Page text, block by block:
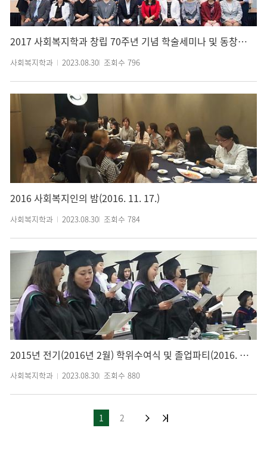
2017 사회복지학과 창립 70주년 기념 학술세미나 및 동창회(2017. 09. 14.)
사회복지학과 2023.08.30 조회수 796
2016 사회복지인의 밤(2016. 11. 17.)
사회복지학과 2023.08.30 조회수 784
2015년 전기(2016년 2월) 학위수여식 및 졸업파티(2016. 02. 29.)
사회복지학과 2023.08.30 조회수 880
1 2